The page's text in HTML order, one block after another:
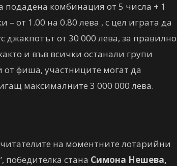
подадена комбинация от 5 числа + 1
– от 1.00 на 0.80 лева , с цел играта да
джакпотът от 30 000 лева, за правилно
и във всички останали групи
фиша, участниците могат да
максималните 3 000 000 лева.
на моментните лотарийни
стана Симона Нешева,